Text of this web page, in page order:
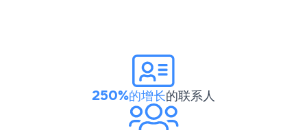
250%的增长的联系人